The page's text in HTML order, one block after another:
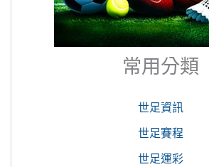
常用分類
世足資訊
世足賽程
世足運彩